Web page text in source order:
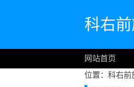
科右
网站首页
位置：科右前